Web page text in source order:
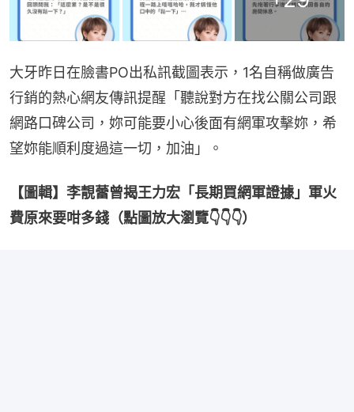
大牙昨日在臉書PO出私訊截圖表示，1名自稱做廣告
行銷的熱心網友傳訊提醒「聽說對方在找公關公司跟
網路口碑公司，妳可能要小心後面有網軍攻擊妳，希
望妳能順利度過這一切，加油」。
【圖輯】李靚蕾曾揭王力宏「長期買網軍證據」軍火
費原來要咁多錢（點圖放大瀏覽👇👇👇）